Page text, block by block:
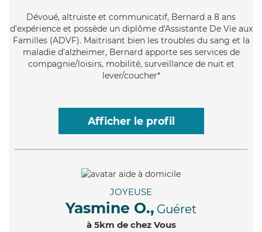
Dévoué, altruiste et communicatif, Bernard a 8 ans
d'expérience et possède un diplôme d'Assistante De Vie aux
Familles (ADVF). Maitrisant bien les troubles du sang et la
maladie d'alzheimer, Bernard apporte ses services de
compagnie/loisirs, mobilité, surveillance de nuit et
lever/coucher*
Afficher le profil
JOYEUSE
Yasmine O., Guéret
à 5km de chez Vous